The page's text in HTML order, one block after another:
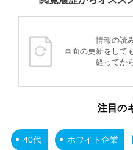
情報の読
画面の更新をして
経ってか
注目の
40代 ホワイト企業